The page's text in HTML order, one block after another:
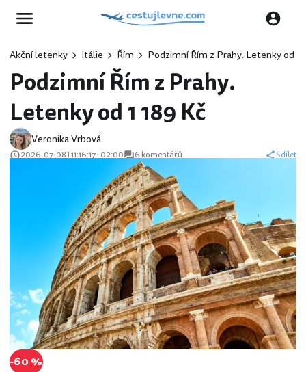
Akční letenky Itálie Řím Podzimní Řím z Prahy. Letenky od 1
Podzimní Řím z Prahy.
Letenky od 1 189 Kč
Veronika Vrbová
2026-07-08T11:16:17+02:00 6 komentářů Sdílet
-60 %